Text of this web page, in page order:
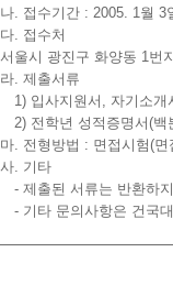
나. 접수기간 : 2005. 1월 3
다. 접수처
서울시 광진구 화양동 1번
라. 제출서류
1) 입사지원서, 자기소개
2) 전학년 성적증명서(백
마. 전형방법 : 면접시험(
사. 기타
- 제출된 서류는 반환하
- 기타 문의사항은 건국